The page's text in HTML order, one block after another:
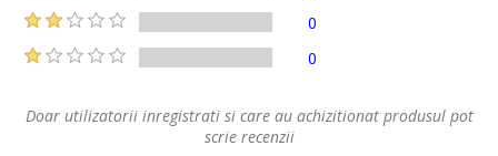
0
0
Doar utilizatorii inregistrati si care au achizitionat produsul pot
scrie recenzii